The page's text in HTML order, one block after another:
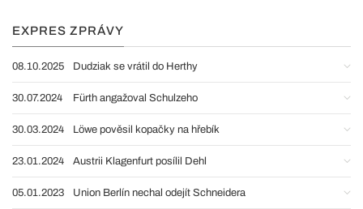
EXPRES ZPRÁVY
08.10.2025 Dudziak se vrátil do Herthy
30.07.2024 Fürth angažoval Schulzeho
30.03.2024 Löwe pověsil kopačky na hřebík
23.01.2024 Austrii Klagenfurt posílil Dehl
05.01.2023 Union Berlín nechal odejít Schneidera